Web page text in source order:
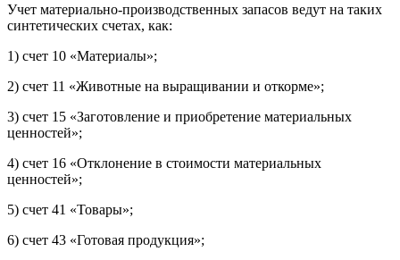
Учет материально-производственных запасов ведут на таких
синтетических счетах, как:
1) счет 10 «Материалы»;
2) счет 11 «Животные на выращивании и откорме»;
3) счет 15 «Заготовление и приобретение материальных
ценностей»;
4) счет 16 «Отклонение в стоимости материальных
ценностей»;
5) счет 41 «Товары»;
6) счет 43 «Готовая продукция»;